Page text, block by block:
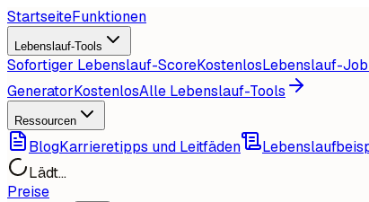
StartseiteFunktionen
Lebenslauf-Tools
Sofortiger Lebenslauf-ScoreKostenlosLebenslauf-
GeneratorKostenlosAlle Lebenslauf-Tools
Ressourcen
BlogKarrieretipps und Leitfäden
Lädt...
Preise